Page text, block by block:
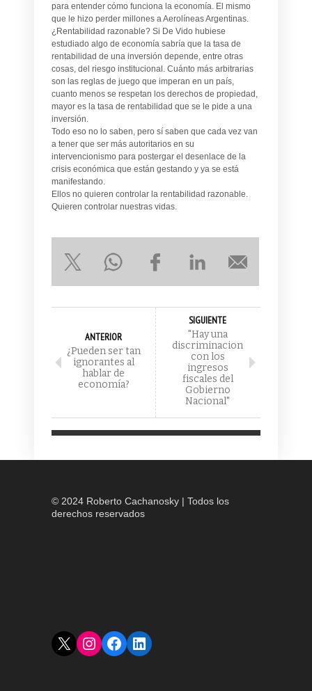
para entender cómo funciona la economía. El mismo
que le hizo perder millones a Aerolíneas Argentinas.
¿Rentabilidad razonable? Si De Vido hubiese
estudiado algo de economía sabría que la tasa de
rentabilidad de una inversión depende, entre otras
cosas, del riesgo institucional. Cuánto más arbitrarias
son las reglas de juego que imperan en un país,
cuanto menos se respetan los derechos de propiedad,
mayor es la tasa de rentabilidad que se le pide a una
inversión.
Todo eso no lo saben, pero sí saben que cada vez van
a tener que ser más autoritarios en su
intervencionismo para postergar el desenlace de la
crisis económica que están gestando y ya se está
manifestando.
Ellos no quieren controlar la rentabilidad razonable.
Quieren controlar nuestras vidas.
ANTERIOR
¿Pueden ser tan
ignorantes al
hablar de
economía?
SIGUIENTE
"Hay una
discriminacion
con los
ingresos
fiscales del
Gobierno
Nacional"
© 2024 Roberto Cachanosky | Todos los
derechos reservados
X Instagram
Facebook
LinkedIn